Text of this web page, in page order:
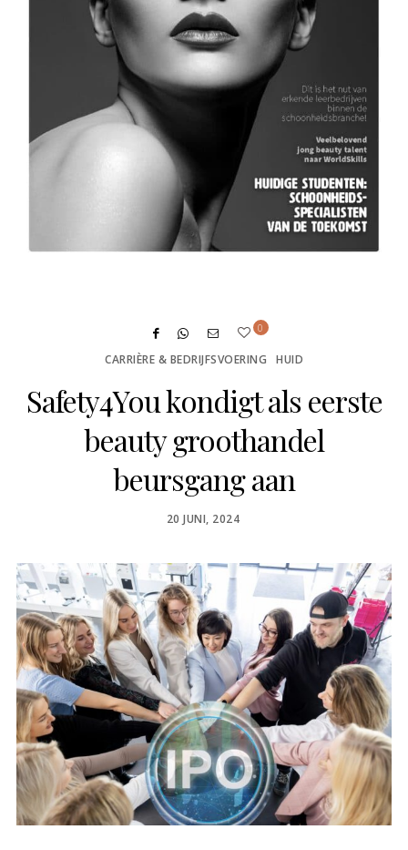
0
CARRIÈRE & BEDRIJFSVOERING HUID
Safety4You kondigt als eerste
beauty groothandel
beursgang aan
POSTED
20 JUNI, 2024